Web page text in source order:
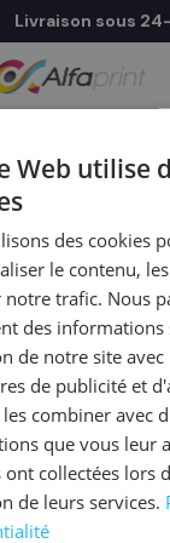
Livraison sous
RÉCURRENTE
&
votre prochain
devis personnalisé
PRODUIT
LIVRAISON
LIVRAISON
Web utilise
des cookies
le contenu,
notre trafic. Nous
des
de notre site avec
de publicité et
combiner avec
que vous leur
ont collectées lors
de leurs services.